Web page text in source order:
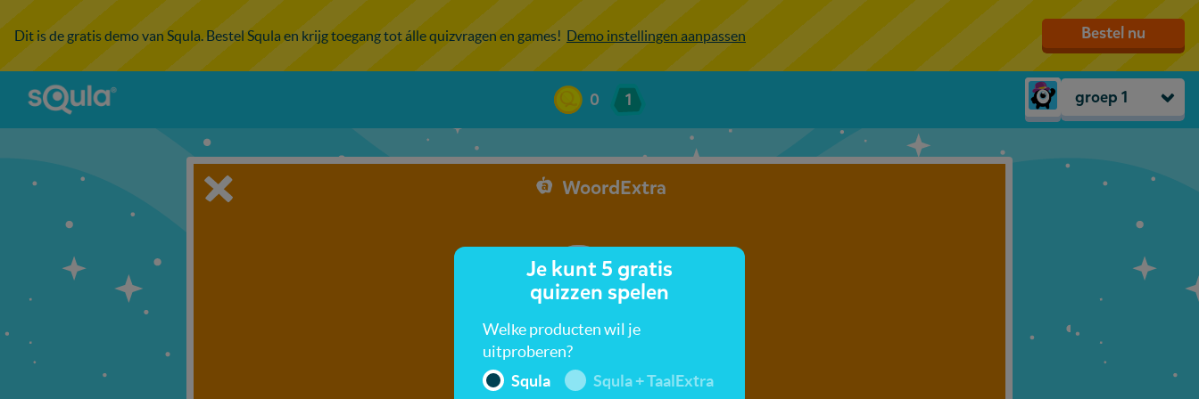
Dit is de gratis demo van Squla. Bestel Squla en krijg toegang tot álle quizvragen en games! Demo instellingen aanpassen Bestel nu
0 1 groep 1
groep 1
groep 4
groep 5
WoordExtra
Je kunt 5 gratis
quizzen spelen
Welke producten wil je
uitproberen?
Squla
Squla + TaalExtra